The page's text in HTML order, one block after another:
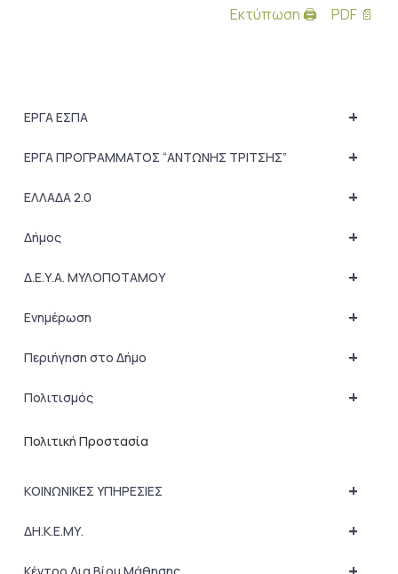
Εκτύπωση 🖨
PDF 📄
+
ΕΡΓΑ ΕΣΠΑ
+
ΕΡΓΑ ΠΡΟΓΡΑΜΜΑΤΟΣ “ΑΝΤΩΝΗΣ ΤΡΙΤΣΗΣ”
+
ΕΛΛΑΔΑ 2.0
+
Δήμος
+
Δ.Ε.Υ.Α. ΜΥΛΟΠΟΤΑΜΟΥ
+
Ενημέρωση
+
Περιήγηση στο Δήμο
+
Πολιτισμός
Πολιτική Προστασία
+
ΚΟΙΝΩΝΙΚΕΣ ΥΠΗΡΕΣΙΕΣ
+
ΔΗ.Κ.Ε.ΜΥ.